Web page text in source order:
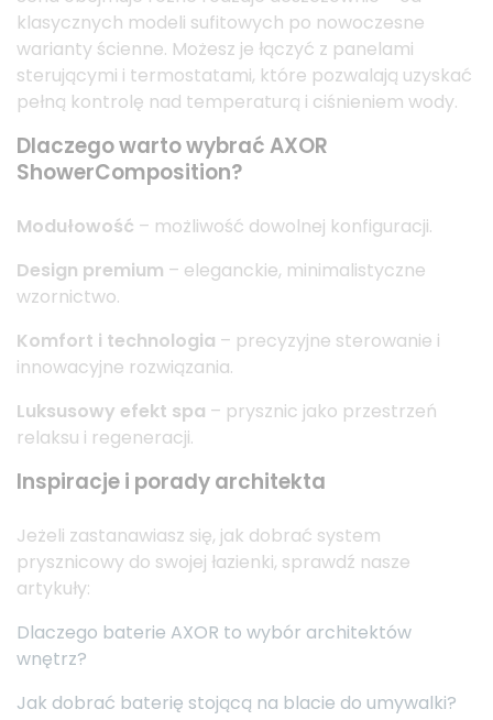
klasycznych modeli sufitowych po nowoczesne
warianty ścienne. Możesz je łączyć z panelami
sterującymi i termostatami, które pozwalają uzyskać
pełną kontrolę nad temperaturą i ciśnieniem wody.
Dlaczego warto wybrać AXOR
ShowerComposition?
Modułowość – możliwość dowolnej konfiguracji.
Design premium – eleganckie, minimalistyczne
wzornictwo.
Komfort i technologia – precyzyjne sterowanie i
innowacyjne rozwiązania.
Luksusowy efekt spa – prysznic jako przestrzeń
relaksu i regeneracji.
Inspiracje i porady architekta
Jeżeli zastanawiasz się, jak dobrać system
prysznicowy do swojej łazienki, sprawdź nasze
artykuły:
Dlaczego baterie AXOR to wybór architektów
wnętrz?
Jak dobrać baterię stojącą na blacie do umywalki?